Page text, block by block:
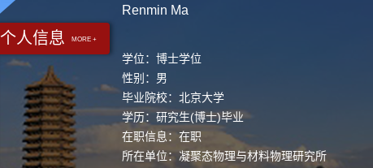
个人信息 MORE +
Renmin Ma
学位：博士学位
性别：男
毕业院校：北京大学
学历：研究生(博士)毕业
在职信息：在职
所在单位：凝聚态物理与材料物理研究所